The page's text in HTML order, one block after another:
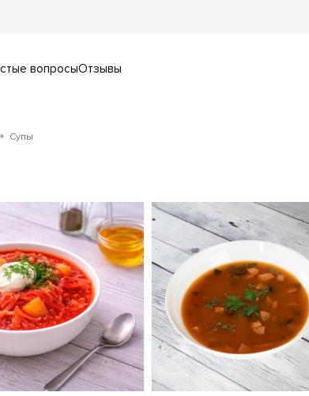
вопросыОтзывы
Супы